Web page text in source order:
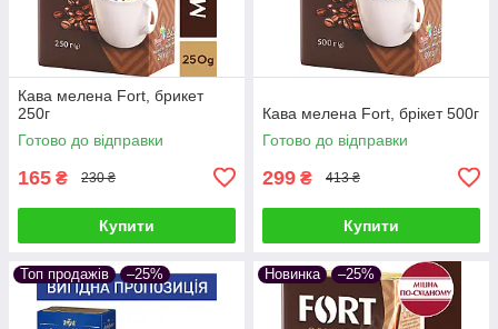
Кава мелена Fort, брикет
250г
Готово до відправки
165 ₴ 230 ₴
Купити
Кава мелена Fort, брікет 500г
Готово до відправки
299 ₴ 413 ₴
Купити
Топ продажів –25% Новинка –25%